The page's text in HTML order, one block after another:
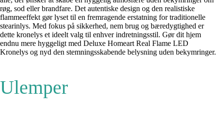
røg, sod eller brandfare. Det autentiske design og den realistiske
flammeeffekt gør lyset til en fremragende erstatning for traditionelle
stearinlys. Med fokus på sikkerhed, nem brug og bæredygtighed er
dette kronelys et ideelt valg til enhver indretningsstil. Gør dit hjem
endnu mere hyggeligt med Deluxe Homeart Real Flame LED
Kronelys og nyd den stemningsskabende belysning uden bekymringer.
Ulemper